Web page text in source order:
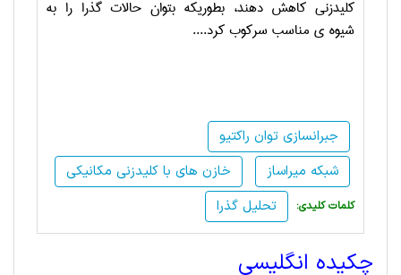
کلیدزنی کاهش دهند، بطوریکه بتوان حالات گذرا را به
شیوه­ ی مناسب سرکوب کرد....
جبرانسازی توان راکتیو
خازن های با کلیدزنی مکانیکی
شبکه میراساز
تحلیل گذرا
:کلمات کلیدی
چکیده انگلیسی